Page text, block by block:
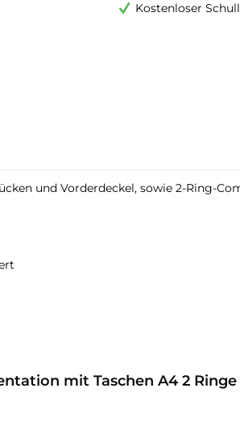
Kostenloser
und Vorderdeckel, sowie 2-Ring-
mit Taschen A4 2